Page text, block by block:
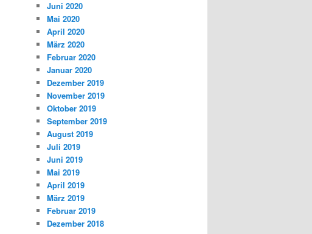
Juni 2020
Mai 2020
April 2020
März 2020
Februar 2020
Januar 2020
Dezember 2019
November 2019
Oktober 2019
September 2019
August 2019
Juli 2019
Juni 2019
Mai 2019
April 2019
März 2019
Februar 2019
Dezember 2018